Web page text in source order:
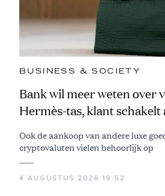
BUSINESS & SOCIETY
Bank wil meer weten over
Hermès-tas, klant schakelt
Ook de aankoop van andere luxe
cryptovaluten vielen behoorlijk op
4 AUGUSTUS 2026 19:52